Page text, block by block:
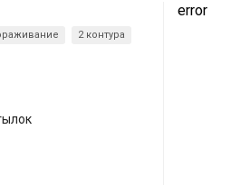
2 контура
error